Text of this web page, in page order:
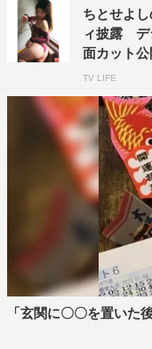
ちとせよ
ィ披露 デ
面カット
TV LIFE
「玄関に〇〇を置いた